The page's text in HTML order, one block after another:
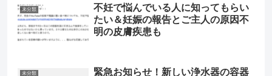
未分類
不妊で悩んでいる人に知ってもらい
たい＆妊娠の報告とご主人の原因不
明の皮膚疾患も
未分類
緊急お知らせ！新しい浄水器の容器